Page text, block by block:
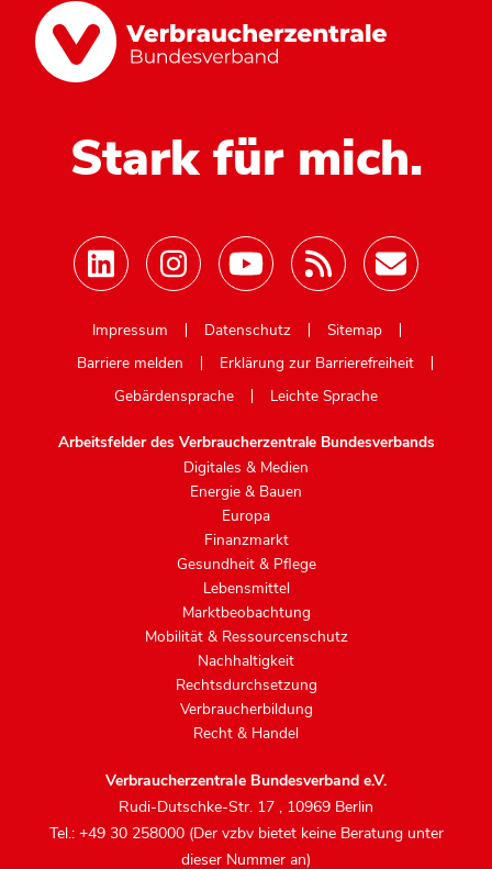
Stark für mich.
Impressum
Datenschutz
Sitemap
Barriere melden
Erklärung zur Barrierefreiheit
Gebärdensprache
Leichte Sprache
Arbeitsfelder des Verbraucherzentrale Bundesverbands
Digitales & Medien
Energie & Bauen
Europa
Finanzmarkt
Gesundheit & Pflege
Lebensmittel
Marktbeobachtung
Mobilität & Ressourcenschutz
Nachhaltigkeit
Rechtsdurchsetzung
Verbraucherbildung
Recht & Handel
Verbraucherzentrale Bundesverband e.V.
Rudi-Dutschke-Str. 17 , 10969 Berlin
Tel.: +49 30 258000 (Der vzbv bietet keine Beratung unter
dieser Nummer an)